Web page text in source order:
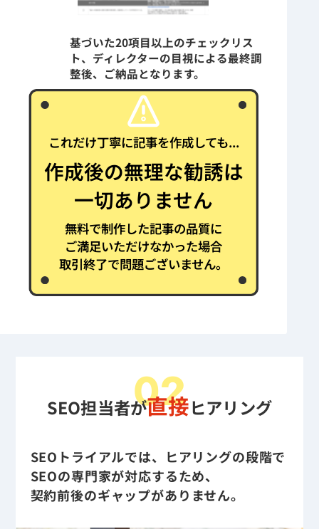
基づいた20項目以上のチェックリス
ト、ディレクターの目視による最終調
整後、ご納品となります。
これだけ丁寧に記事を作成しても...
作成後の無理な勧誘は
一切ありません
無料で制作した記事の品質に
ご満足いただけなかった場合
取引終了で問題ございません。
02
SEO担当者が直接ヒアリング
SEOトライアルでは、ヒアリングの段階で
SEOの専門家が対応するため、
契約前後のギャップがありません。